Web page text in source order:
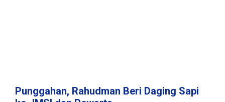
i
n
Punggahan, Rahudman Beri Daging Sapi